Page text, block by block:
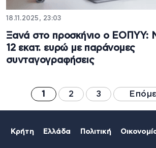
18.11.2025, 23:03
Ξανά στο προσκήνιο ο ΕΟΠΥΥ:
12 εκατ. ευρώ με παράνομες
συνταγογραφήσεις
1 2 3
Κρήτη Ελλάδα Πολιτική